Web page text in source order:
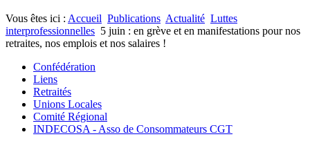
Vous êtes ici : Accueil Publications Actualité Luttes
interprofessionnelles 5 juin : en grève et en manifestations pour nos
retraites, nos emplois et nos salaires !
Confédération
Liens
Retraités
Unions Locales
Comité Régional
INDECOSA - Asso de Consommateurs CGT